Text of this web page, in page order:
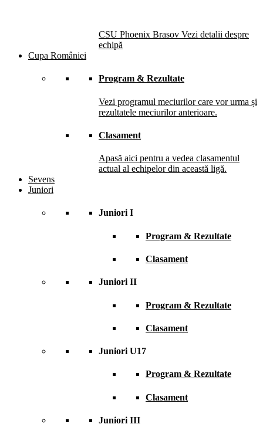
CSU Phoenix Brasov Vezi detalii despre
echipă
Cupa României
Program & Rezultate
Vezi programul meciurilor care vor urma și
rezultatele meciurilor anterioare.
Clasament
Apasă aici pentru a vedea clasamentul
actual al echipelor din această ligă.
Sevens
Juniori
Juniori I
Program & Rezultate
Clasament
Juniori II
Program & Rezultate
Clasament
Juniori U17
Program & Rezultate
Clasament
Juniori III